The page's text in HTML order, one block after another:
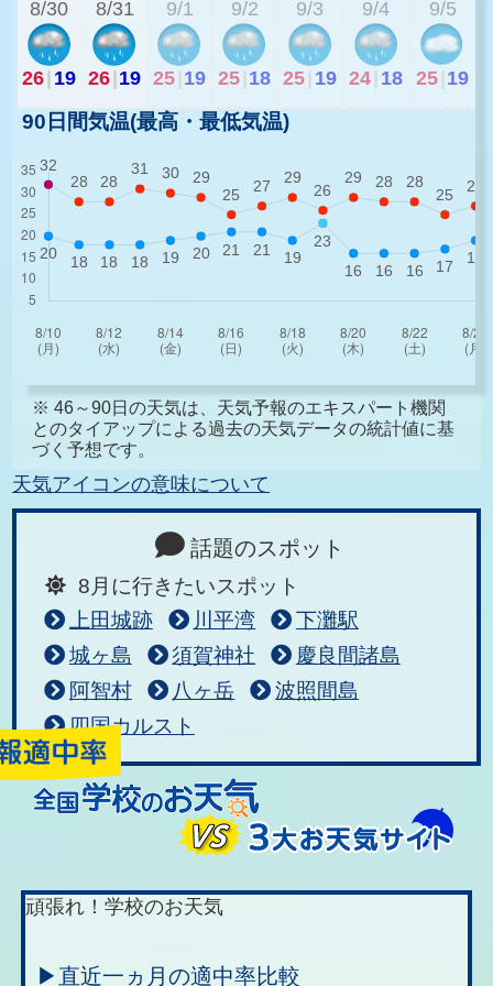
8/30
26| 19
8/31
26|19
9/1
25 19
9/2
25 18
9/3
25 19
9/4
24 18
9/5
25 19
90日間気温(最高・最低気温)
※ 46～90日の天気は、天気予報のエキスパート機関
とのタイアップによる過去の天気データの統計値に基
づく予想です。
天気アイコンの意味について
話題のスポット
8月に行きたいスポット
上田城跡
川平湾
下灘駅
城ヶ島
須賀神社
慶良間諸島
阿智村
八ヶ岳
波照間島
四国カルスト
頑張れ！学校のお天気
▶直近一ヵ月の適中率比較